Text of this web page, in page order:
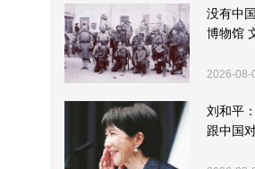
没有中
博物馆
2026-08-
刘和平
跟中国